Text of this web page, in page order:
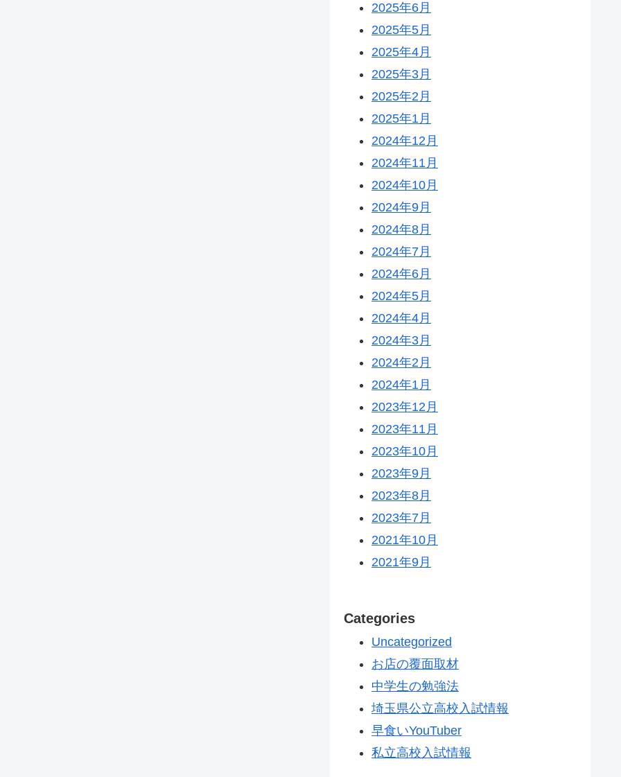
2025年6月
2025年5月
2025年4月
2025年3月
2025年2月
2025年1月
2024年12月
2024年11月
2024年10月
2024年9月
2024年8月
2024年7月
2024年6月
2024年5月
2024年4月
2024年3月
2024年2月
2024年1月
2023年12月
2023年11月
2023年10月
2023年9月
2023年8月
2023年7月
2021年10月
2021年9月
Categories
Uncategorized
お店の覆面取材
中学生の勉強法
埼玉県公立高校入試情報
早食いYouTuber
私立高校入試情報